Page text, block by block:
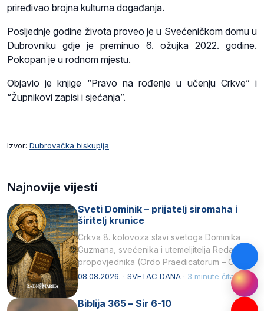
priređivao brojna kulturna događanja.
Posljednje godine života proveo je u Svećeničkom domu u
Dubrovniku gdje je preminuo 6. ožujka 2022. godine.
Pokopan je u rodnom mjestu.
Objavio je knjige “Pravo na rođenje u učenju Crkve” i
“Župnikovi zapisi i sjećanja”.
Izvor: Dubrovačka biskupija
Najnovije vijesti
Sveti Dominik – prijatelj siromaha i
širitelj krunice
Crkva 8. kolovoza slavi svetoga Dominika
Guzmana, svećenika i utemeljitelja Reda
propovjednika (Ordo Praedicatorum – OP).
Svojim životom, dubokom ljubavlju prema
08.08.2026. · SVETAC DANA · 3 minute čitanja
Biblija 365 – Sir 6-10